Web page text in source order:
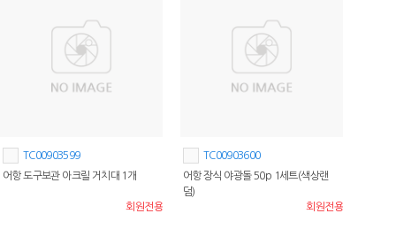
TC00903599
어항 도구보관 아크릴 거치대 1개
회원전용
TC00903600
어항 장식 야광돌 50p 1세트(색상랜
덤)
회원전용